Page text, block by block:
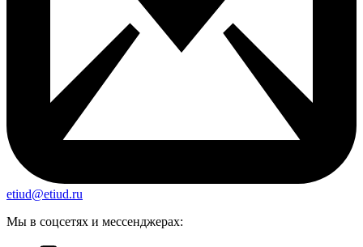
etiud@etiud.ru
Мы в соцсетях и мессенджерах: